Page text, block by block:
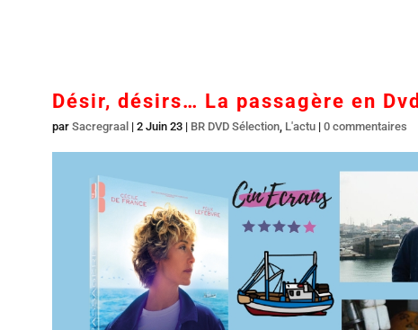
Désir, désirs… La passagère en Dvd
par Sacregraal | 2 Juin 23| BR DVD Sélection, L'actu| 0 commentaires